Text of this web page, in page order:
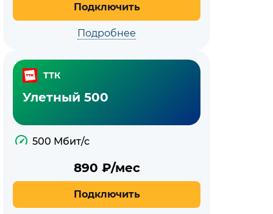
Подключить
Подробнее
ТТК
Улетный 500
500 Мбит/с
890 ₽/мес
Подключить